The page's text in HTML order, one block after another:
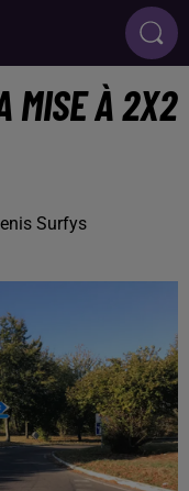
MISE À 2X2
Surfys